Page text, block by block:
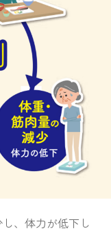
、体力が低下し